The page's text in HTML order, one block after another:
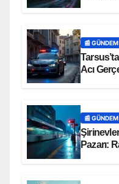
📰
Acı
📰
Pazarı: